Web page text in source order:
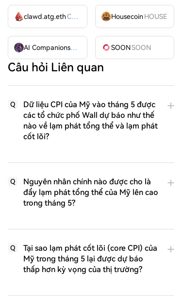
clawd.atg.ethCLAWD Housecoin HOUSE
AI Companions
AIC SOONSOON
Câu hỏi Liên quan
Q
Dữ liệu CPI của Mỹ vào tháng 5 được
các tổ chức phố Wall dự báo như thế
nào về lạm phát tổng thể và lạm phát
cốt lõi?
Q
Nguyên nhân chính nào được cho là
đẩy lạm phát tổng thể của Mỹ lên cao
trong tháng 5?
Q
Tại sao lạm phát cốt lõi (core CPI) của
Mỹ trong tháng 5 lại được dự báo
thấp hơn kỳ vọng của thị trường?